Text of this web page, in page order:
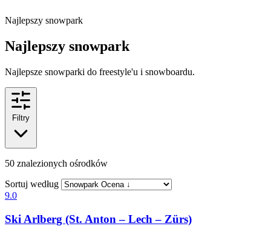
Najlepszy snowpark
Najlepszy snowpark
Najlepsze snowparki do freestyle'u i snowboardu.
Filtry
50 znalezionych ośrodków
Sortuj według
9.0
Ski Arlberg (St. Anton – Lech – Zürs)